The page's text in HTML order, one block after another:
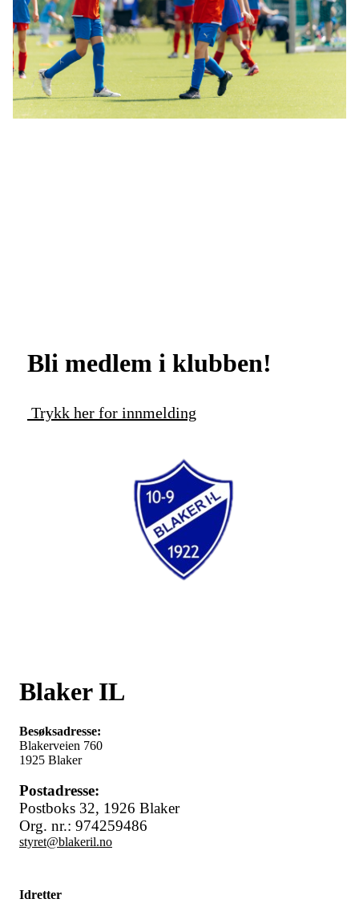
Bli medlem i klubben!
Trykk her for innmelding
Blaker IL
Besøksadresse:
Blakerveien 760
1925 Blaker
Postadresse:
Postboks 32, 1926 Blaker
Org. nr.: 974259486
styret@blakeril.no
Idretter